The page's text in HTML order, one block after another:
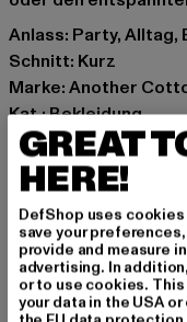
Anlass: Party, Alltag,
Schnitt: Kurz
Marke: Another
Kat.: Bekleidung
Farbe: braun
Hersteller Farbe:
Art.Nr:
Hersteller: Urban
GREAT
HERE!
DefShop uses
save your
provide and measure
advertising. In
or to use cookies.
your data in the USA